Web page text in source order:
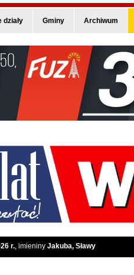
działy Gminy Archiwum
r., imieniny Jakuba, Sławy